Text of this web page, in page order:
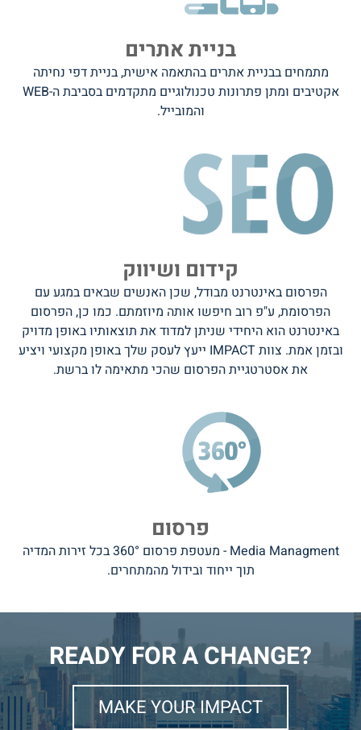
בניית אתרים
מתמחים בבניית אתרים בהתאמה אישית, בניית דפי נחיתה
אקטיבים ומתן פתרונות טכנולוגיים מתקדמים בסביבת ה-WEB
והמובייל.
קידום ושיווק
הפרסום באינטרנט מבודל, שכן האנשים שבאים במגע עם
הפרסומת, ע"פ רוב חיפשו אותה מיוזמתם. כמו כן, הפרסום
באינטרנט הוא היחידי שניתן למדוד את תוצאותיו באופן מדויק
ובזמן אמת. צוות IMPACT ייעץ לעסק שלך באופן מקצועי ויציע
את אסטרטגיית הפרסום שהכי מתאימה לו ברשת.
פרסום
Media Managment - מעטפת פרסום 360° בכל זירות המדיה
תוך ייחוד ובידול מהמתחרים.
?READY FOR A CHANGE
MAKE YOUR IMPACT